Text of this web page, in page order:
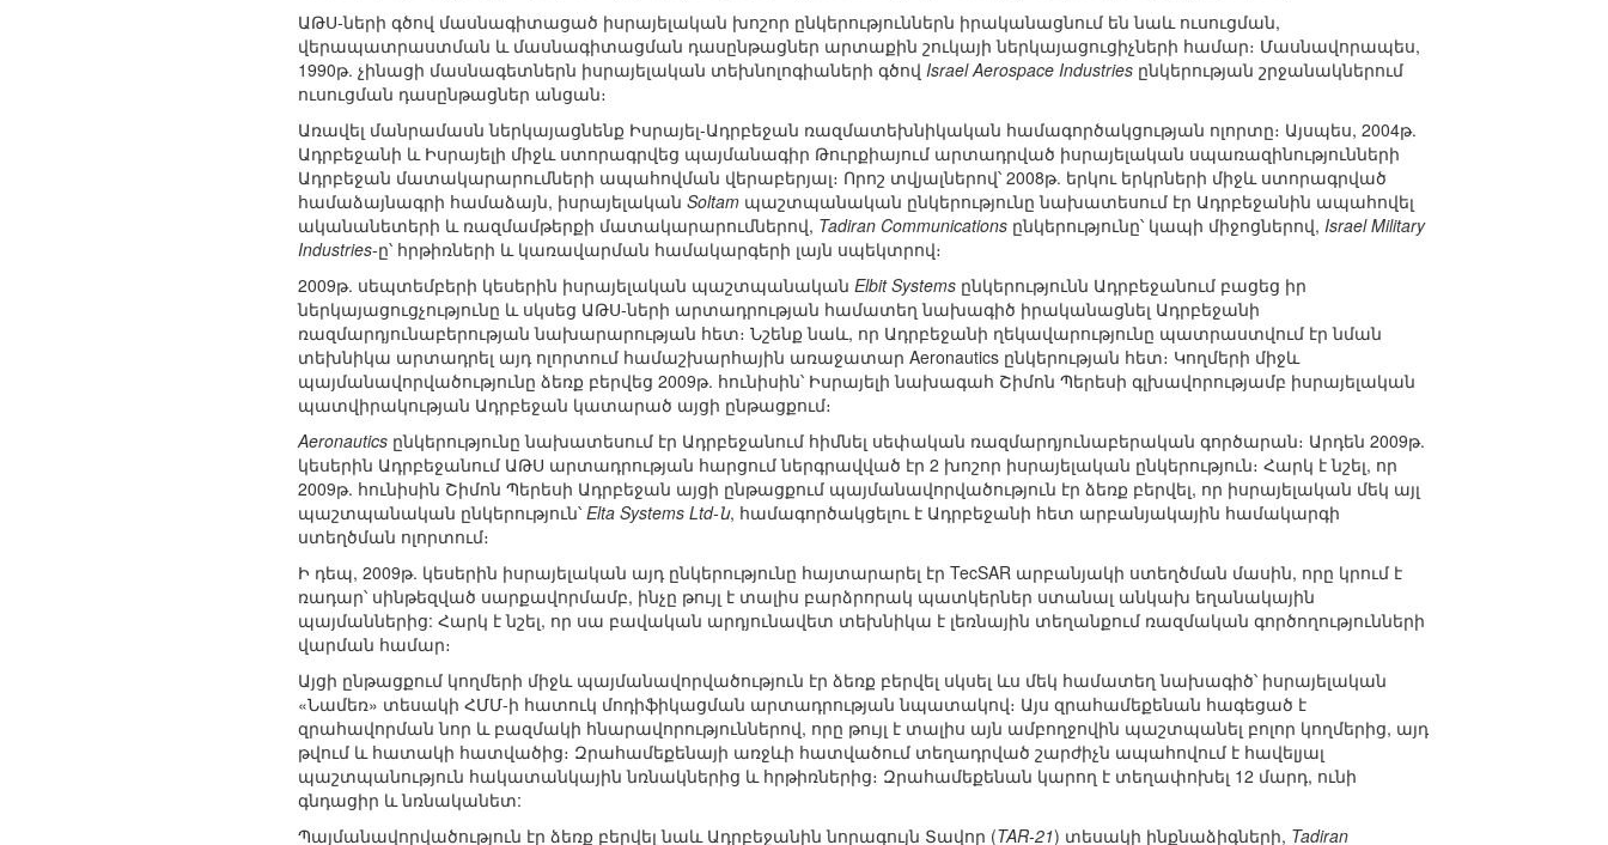
ԱԹՍ-ների գծով մասնագիտացած իսրայելական խոշոր ընկերություններն իրականացնում են նաև ուսուցման,
վերապատրաստման և մասնագիտացման դասընթացներ արտաքին շուկայի ներկայացուցիչների համար։ Մասնավորապես,
1990թ. չինացի մասնագետներն իսրայելական տեխնոլոգիաների գծով Israel Aerospace Industries ընկերության շրջանակներում
ուսուցման դասընթացներ անցան։
Առավել մանրամասն ներկայացնենք Իսրայել-Ադրբեջան ռազմատեխնիկական համագործակցության ոլորտը։ Այսպես, 2004թ.
Ադրբեջանի և Իսրայելի միջև ստորագրվեց պայմանագիր Թուրքիայում արտադրված իսրայելական սպառազինությունների
Ադրբեջան մատակարարումների ապահովման վերաբերյալ։ Որոշ տվյալներով՝ 2008թ. երկու երկրների միջև ստորագրված
համաձայնագրի համաձայն, իսրայելական Soltam պաշտպանական ընկերությունը նախատեսում էր Ադրբեջանին ապահովել
ականանետերի և ռազմամթերքի մատակարարումներով, Tadiran Communications ընկերությունը՝ կապի միջոցներով, Israel Military
Industries-ը՝ հրթիռների և կառավարման համակարգերի լայն սպեկտրով։
2009թ. սեպտեմբերի կեսերին իսրայելական պաշտպանական Elbit Systems ընկերությունն Ադրբեջանում բացեց իր
ներկայացուցչությունը և սկսեց ԱԹՍ-ների արտադրության համատեղ նախագիծ իրականացնել Ադրբեջանի
ռազմարդյունաբերության նախարարության հետ։ Նշենք նաև, որ Ադրբեջանի ղեկավարությունը պատրաստվում էր նման
տեխնիկա արտադրել այդ ոլորտում համաշխարհային առաջատար Aeronautics ընկերության հետ։ Կողմերի միջև
պայմանավորվածությունը ձեռք բերվեց 2009թ. հունիսին՝ Իսրայելի նախագահ Շիմոն Պերեսի գլխավորությամբ իսրայելական
պատվիրակության Ադրբեջան կատարած այցի ընթացքում։
Aeronautics ընկերությունը նախատեսում էր Ադրբեջանում հիմնել սեփական ռազմարդյունաբերական գործարան։ Արդեն 2009թ.
կեսերին Ադրբեջանում ԱԹՍ արտադրության հարցում ներգրավված էր 2 խոշոր իսրայելական ընկերություն։ Հարկ է նշել, որ
2009թ. հունիսին Շիմոն Պերեսի Ադրբեջան այցի ընթացքում պայմանավորվածություն էր ձեռք բերվել, որ իսրայելական մեկ այլ
պաշտպանական ընկերություն՝ Elta Systems Ltd-ն, համագործակցելու է Ադրբեջանի հետ արբանյակային համակարգի
ստեղծման ոլորտում։
Ի դեպ, 2009թ. կեսերին իսրայելական այդ ընկերությունը հայտարարել էր TecSAR արբանյակի ստեղծման մասին, որը կրում է
ռադար՝ սինթեզված սարքավորմամբ, ինչը թույլ է տալիս բարձրորակ պատկերներ ստանալ անկախ եղանակային
պայմաններից: Հարկ է նշել, որ սա բավական արդյունավետ տեխնիկա է լեռնային տեղանքում ռազմական գործողությունների
վարման համար։
Այցի ընթացքում կողմերի միջև պայմանավորվածություն էր ձեռք բերվել սկսել ևս մեկ համատեղ նախագիծ՝ իսրայելական
«Նամեռ» տեսակի ՀՄՄ-ի հատուկ մոդիֆիկացման արտադրության նպատակով։ Այս զրահամեքենան հագեցած է
զրահավորման նոր և բազմակի հնարավորություններով, որը թույլ է տալիս այն ամբողջովին պաշտպանել բոլոր կողմերից, այդ
թվում և հատակի հատվածից։ Զրահամեքենայի առջևի հատվածում տեղադրված շարժիչն ապահովում է հավելյալ
պաշտպանություն հակատանկային նռնակներից և հրթիռներից։ Զրահամեքենան կարող է տեղափոխել 12 մարդ, ունի
գնդացիր և նռնականետ:
Պայմանավորվածություն էր ձեռք բերվել նաև Ադրբեջանին նորագույն Տավոր (TAR-21) տեսակի ինքնաձիգների, Tadiran